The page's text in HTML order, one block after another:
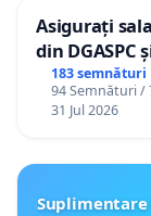
Asigurați
din DGASPC
183 semnături
94 Semnături /
31 Jul 2026